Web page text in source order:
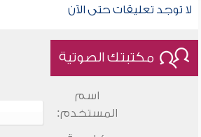
لا توجد تعليقات حتى الآن
مكتبتك الصوتية
اسم
المستخدم: